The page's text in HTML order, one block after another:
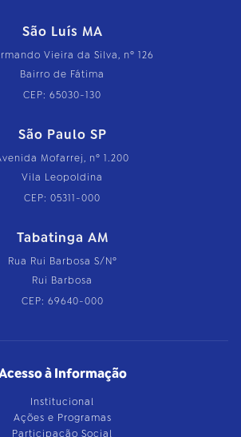
São Luís MA
Vieira da Silva, nº 126
Bairro de Fátima
CEP: 65030-130
São Paulo SP
Mofarrej, nº 1.200
Vila Leopoldina
CEP: 05311-000
Tabatinga AM
Rua Rui Barbosa S/Nº
Rui Barbosa
CEP: 69640-000
à Informação
Institucional
Ações e Programas
Participação Social